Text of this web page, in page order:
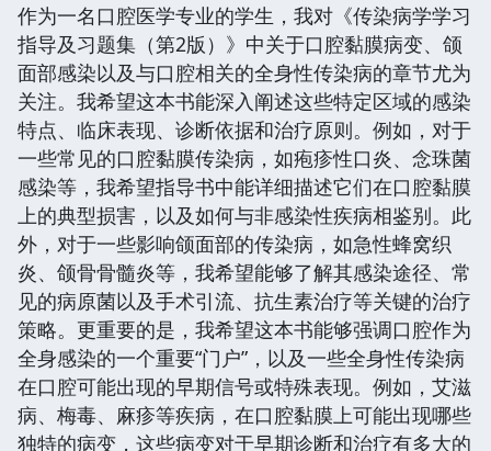
作为一名口腔医学专业的学生，我对《传染病学学习
指导及习题集（第2版）》中关于口腔黏膜病变、颌
面部感染以及与口腔相关的全身性传染病的章节尤为
关注。我希望这本书能深入阐述这些特定区域的感染
特点、临床表现、诊断依据和治疗原则。例如，对于
一些常见的口腔黏膜传染病，如疱疹性口炎、念珠菌
感染等，我希望指导书中能详细描述它们在口腔黏膜
上的典型损害，以及如何与非感染性疾病相鉴别。此
外，对于一些影响颌面部的传染病，如急性蜂窝织
炎、颌骨骨髓炎等，我希望能够了解其感染途径、常
见的病原菌以及手术引流、抗生素治疗等关键的治疗
策略。更重要的是，我希望这本书能够强调口腔作为
全身感染的一个重要“门户”，以及一些全身性传染病
在口腔可能出现的早期信号或特殊表现。例如，艾滋
病、梅毒、麻疹等疾病，在口腔黏膜上可能出现哪些
独特的病变，这些病变对于早期诊断和治疗有多大的